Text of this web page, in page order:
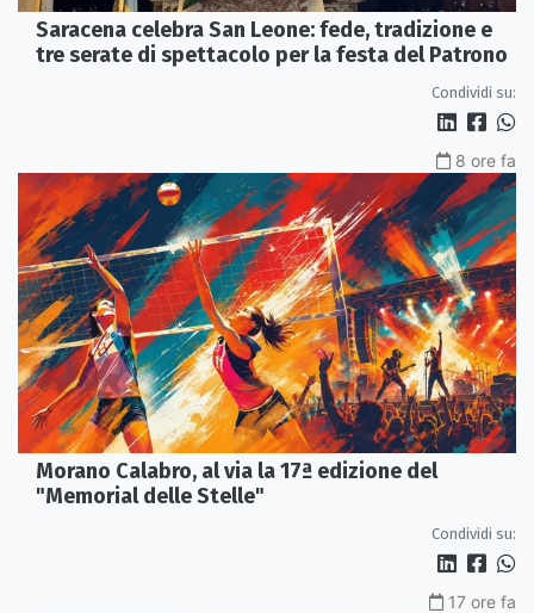
Saracena celebra San Leone: fede, tradizione e
tre serate di spettacolo per la festa del Patrono
Condividi su:
8 ore fa
Morano Calabro, al via la 17ª edizione del
"Memorial delle Stelle"
Condividi su:
17 ore fa